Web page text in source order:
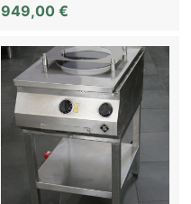
949,00€